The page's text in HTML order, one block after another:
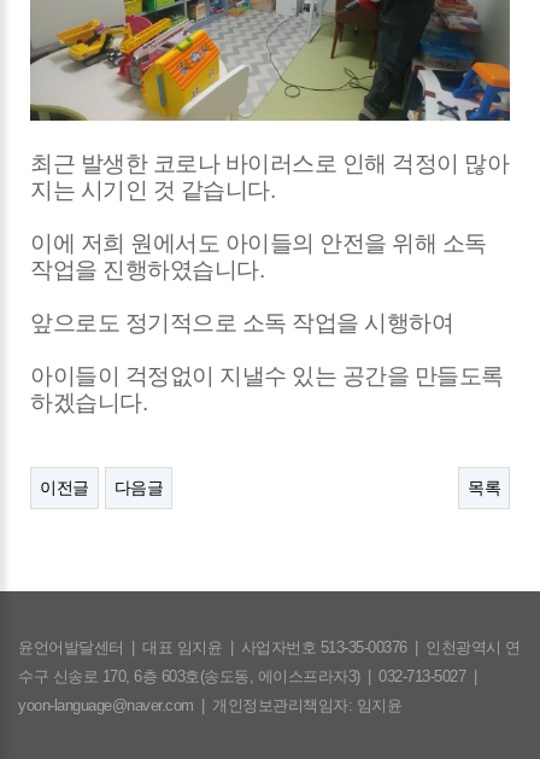
최근 발생한 코로나 바이러스로 인해 걱정이 많아
지는 시기인 것 같습니다.
이에 저희 원에서도 아이들의 안전을 위해 소독
작업을 진행하였습니다.
앞으로도 정기적으로 소독 작업을 시행하여
아이들이 걱정없이 지낼수 있는 공간을 만들도록
하겠습니다.
이전글 다음글 목록
윤언어발달센터 대표 임지윤 사업자번호 513-35-00376
인천광역시 연
수구 신송로 170, 6층 603호(송도동, 에이스프라자3)
032-713-5027
yoon-language@naver.com
개인정보관리책임자: 임지윤